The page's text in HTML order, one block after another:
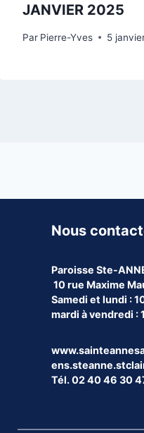
JANVIER 2025
Par Pierre-Yves 5
Nous
Paroisse Ste-
10 rue Maxime
Samedi et lundi :
mardi à vendredi :
Tél. 02 40 46 30